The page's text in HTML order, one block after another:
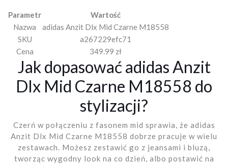
Parametr
Wartość
Nazwa
adidas Anzit Dlx Mid Czarne M18558
SKU
a267229efc71
Cena
349.99 zł
Jak dopasować adidas Anzit
Dlx Mid Czarne M18558 do
stylizacji?
Czerń w połączeniu z fasonem mid sprawia, że adidas
Anzit Dlx Mid Czarne M18558 dobrze pracuje w wielu
zestawach. Możesz zestawić go z jeansami i bluzą,
tworząc wygodny look na co dzień, albo postawić na